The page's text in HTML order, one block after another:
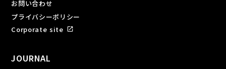
JOURNAL
お問い合わせ
プライバシーポリシー
Corporate site open_in_new